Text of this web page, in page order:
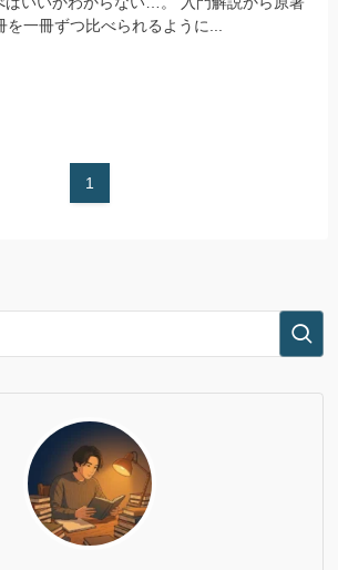
を一冊ずつ比べられるように...
1